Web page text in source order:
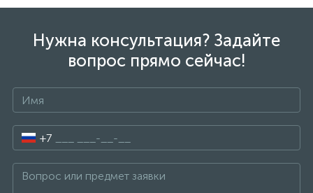
Нужна консультация? Задайте
вопрос прямо сейчас!
+7